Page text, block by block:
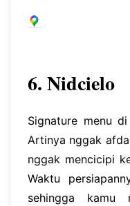
6. Nidcielo
Signature menu
Artinya nggak
nggak mencicipi
Waktu
sehingga kamu